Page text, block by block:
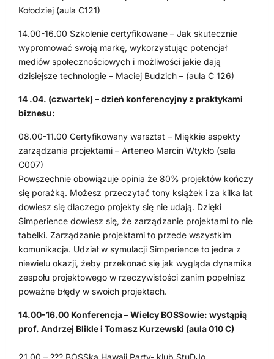
Kołodziej (aula C121)
14.00-16.00 Szkolenie certyfikowane – Jak skutecznie
wypromować swoją markę, wykorzystując potencjał
mediów społecznościowych i możliwości jakie dają
dzisiejsze technologie – Maciej Budzich – (aula C 126)
14 .04. (czwartek) – dzień konferencyjny z praktykami
biznesu:
08.00-11.00 Certyfikowany warsztat – Miękkie aspekty
zarządzania projektami – Arteneo Marcin Wtykło (sala
C007)
Powszechnie obowiązuje opinia że 80% projektów kończy
się porażką. Możesz przeczytać tony książek i za kilka lat
dowiesz się dlaczego projekty się nie udają. Dzięki
Simperience dowiesz się, że zarządzanie projektami to nie
tabelki. Zarządzanie projektami to przede wszystkim
komunikacja. Udział w symulacji Simperience to jedna z
niewielu okazji, żeby przekonać się jak wygląda dynamika
zespołu projektowego w rzeczywistości zanim popełnisz
poważne błędy w swoich projektach.
14.00-16.00 Konferencja – Wielcy BOSSowie: wystąpią
prof. Andrzej Blikle i Tomasz Kurzewski (aula 010 C)
21.00 – ??? BOSSka Hawaii Party- klub StuDJo